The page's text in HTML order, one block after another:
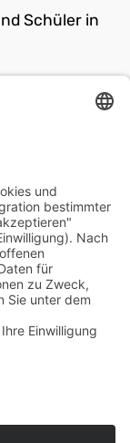
Schüler in